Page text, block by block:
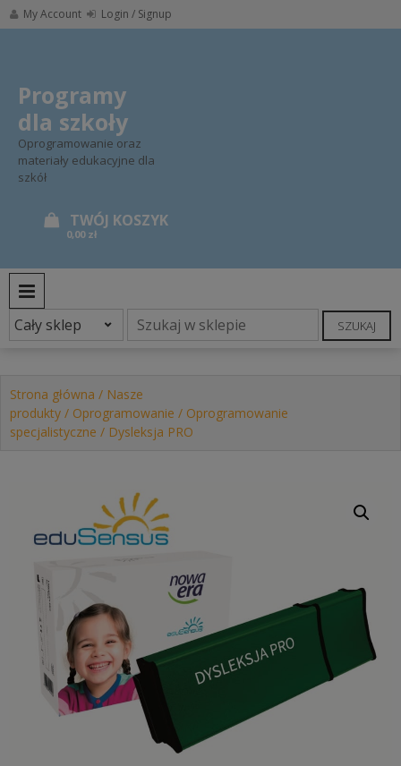
Skip
to
My Account Login / Signup
Programy
dla szkoły
Oprogramowanie oraz
materiały edukacyjne dla
szkół
0,00 zł
SZUKAJ
Strona główna / Nasze
produkty / Oprogramowanie / Oprogramowanie
specjalistyczne / Dysleksja PRO